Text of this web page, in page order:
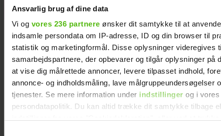
Ansvarlig brug af dine data
Vi og vores 236 partnere ønsker dit samtykke til at
indsamle persondata om IP-adresse, ID og din browser til
statistik og marketingformål. Disse oplysninger videregives
samarbejdspartnere, der opbevarer og tilgår oplysninger på
at vise dig målrettede annoncer, levere tilpasset indhold,
annonce- og indholdsmåling, lave målgruppeundersøgelser
tjenester. Se mere information under indstillinger og i vores
persondatapolitik. Du kan altid trække dit samtykke tilbage